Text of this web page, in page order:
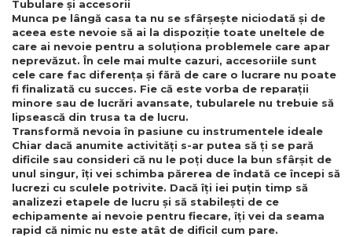
Tubulare și accesorii
Munca pe lângă casa ta nu se sfârșește niciodată și de
aceea este nevoie să ai la dispoziție toate uneltele de
care ai nevoie pentru a soluționa problemele care apar
neprevăzut. În cele mai multe cazuri, accesoriile sunt
cele care fac diferența și fără de care o lucrare nu poate
fi finalizată cu succes. Fie că este vorba de reparații
minore sau de lucrări avansate, tubularele nu trebuie să
lipsească din trusa ta de lucru.
Transformă nevoia în pasiune cu instrumentele ideale
Chiar dacă anumite activități s-ar putea să ți se pară
dificile sau consideri că nu le poți duce la bun sfârșit de
unul singur, îți vei schimba părerea de îndată ce începi să
lucrezi cu sculele potrivite. Dacă îți iei puțin timp să
analizezi etapele de lucru și să stabilești de ce
echipamente ai nevoie pentru fiecare, îți vei da seama
rapid că nimic nu este atât de dificil cum pare.